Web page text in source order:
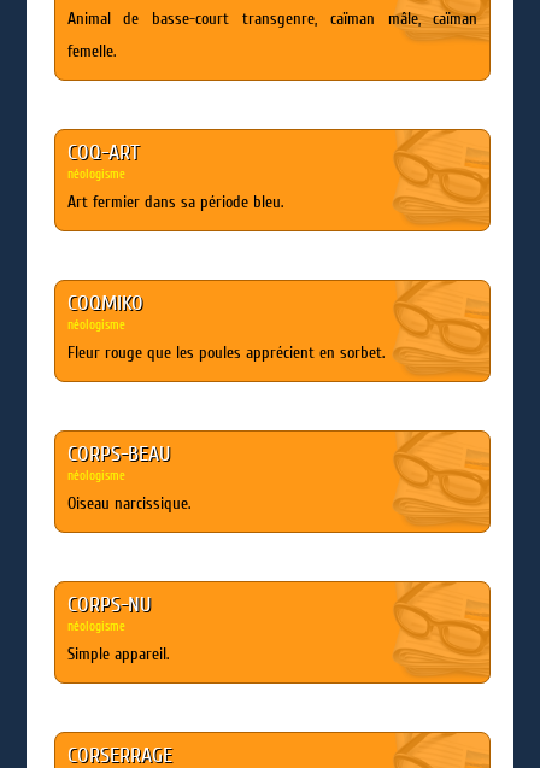
Animal de basse-court transgenre, caïman mâle, caïman
femelle.
COQ-ART
néologisme
Art fermier dans sa période bleu.
COQMIKO
néologisme
Fleur rouge que les poules apprécient en sorbet.
CORPS-BEAU
néologisme
Oiseau narcissique.
CORPS-NU
néologisme
Simple appareil.
CORSERRAGE